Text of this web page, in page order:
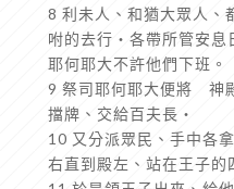
8 利未人、和猶大眾人、
咐的去行‧各帶所管安息
耶何耶大不許他們下班。
9 祭司耶何耶大便將 神
擋牌、交給百夫長‧
10 又分派眾民、手中各
右直到殿左、站在王子的